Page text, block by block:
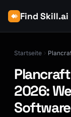
Find Skill.ai
Startseite
Plancraft
2026: